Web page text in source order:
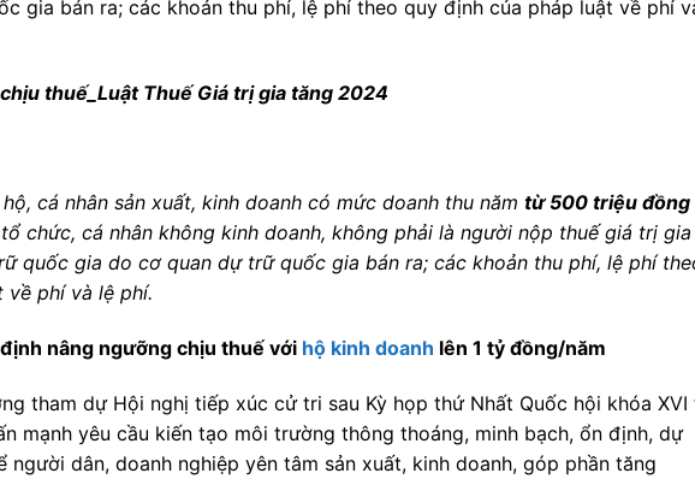
gia bán ra; các khoản thu phí, lệ phí theo quy định của pháp luật về phí
thuế_Luật Thuế Giá trị gia tăng 2024
cá nhân sản xuất, kinh doanh có mức doanh thu năm từ 500 triệu đồng
chức, cá nhân không kinh doanh, không phải là người nộp thuế giá trị gia
quốc gia do cơ quan dự trữ quốc gia bán ra; các khoản thu phí, lệ phí
về phí và lệ phí.
nâng ngưỡng chịu thuế với hộ kinh doanh lên 1 tỷ đồng/năm
tham dự Hội nghị tiếp xúc cử tri sau Kỳ họp thứ Nhất Quốc hội khóa XVI
mạnh yêu cầu kiến tạo môi trường thông thoáng, minh bạch, ổn định, dự
người dân, doanh nghiệp yên tâm sản xuất, kinh doanh, góp phần tăng